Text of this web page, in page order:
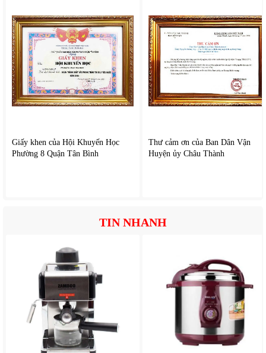
chi phí hợp lý.
Ca hát dễ dàng: micro không dây chất lượng, kho nhạc
đa dạng.
Đa năng: vừa là loa nghe nhạc, vừa là dàn karaoke di
động.
dài.
1. Sử dụng loa đúng cách
Sạc đầy pin trước khi dùng lần đầu.
Kết nối loa qua Bluetooth, USB hoặc cáp HDMI/Optical.
Điều chỉnh âm lượng, bass, treble và echo theo nhu
Giấy khen của Hội Khuyến Học
Phường 8 Quận Tân Bình
Thư cảm ơn của Ban Dân Vận
Huyện ủy Châu Thành
TIN NHANH